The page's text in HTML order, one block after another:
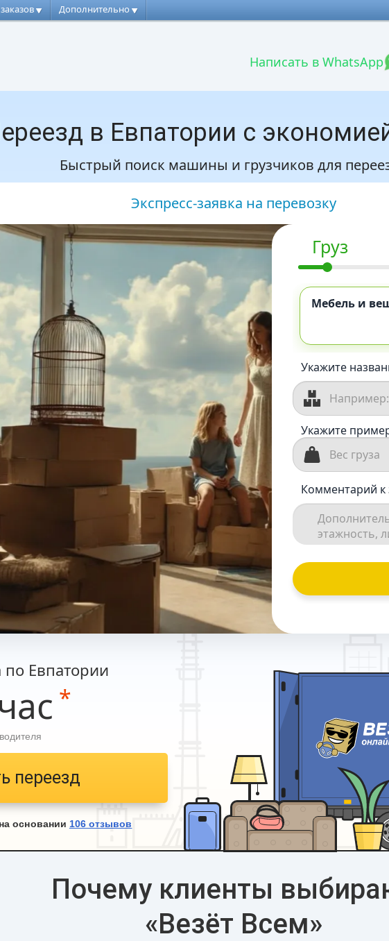
Дополнительно
Написать в WhatsApp
в Евпатории с
Быстрый поиск машины и грузчиков для
Экспресс-заявка на перевозку
Груз
Мебель и
Укажите
Укажите
Комментарий к
по Евпатории
*
переезд
на основании 106 отзывов
Почему клиенты
«Везёт Всем»